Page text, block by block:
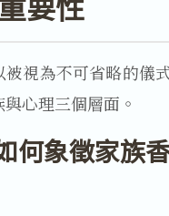
被視為不可省略的儀
心理三個層面。
何象徵家族